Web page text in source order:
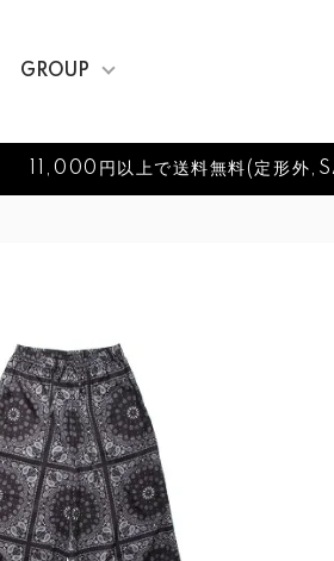
GROUP
11,000円以上で送料無料(定形外